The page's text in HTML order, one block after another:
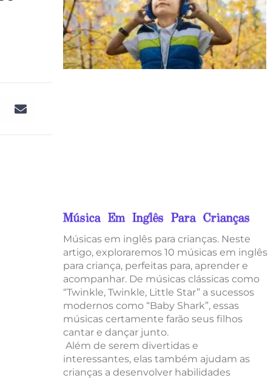
Música Em Inglês Para Crianças
Músicas em inglês para crianças. Neste
artigo, exploraremos 10 músicas em inglês
para criança, perfeitas para, aprender e
acompanhar. De músicas clássicas como
“Twinkle, Twinkle, Little Star” a sucessos
modernos como “Baby Shark”, essas
músicas certamente farão seus filhos
cantar e dançar junto.
Além de serem divertidas e
interessantes, elas também ajudam as
crianças a desenvolver habilidades